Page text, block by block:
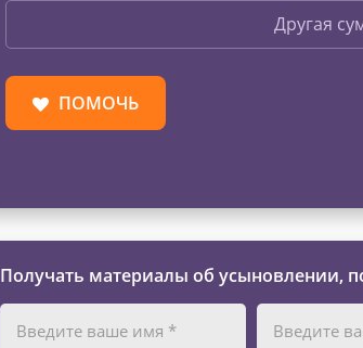
Другая
ПОМОЧЬ
Получать материалы об усыновлении,